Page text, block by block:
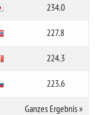
234.0
227.8
224.3
223.6
Ganzes Ergebnis»